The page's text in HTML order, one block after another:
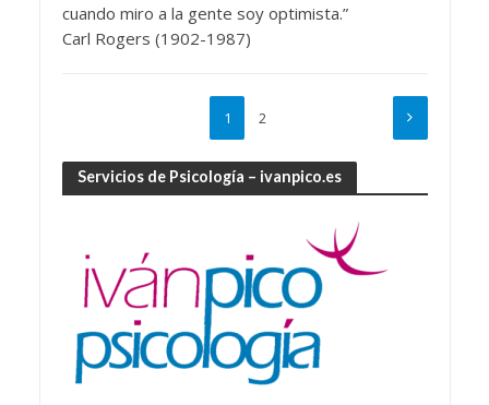
cuando miro a la gente soy optimista.”
Carl Rogers (1902-1987)
1 2
Servicios de Psicología – ivanpico.es